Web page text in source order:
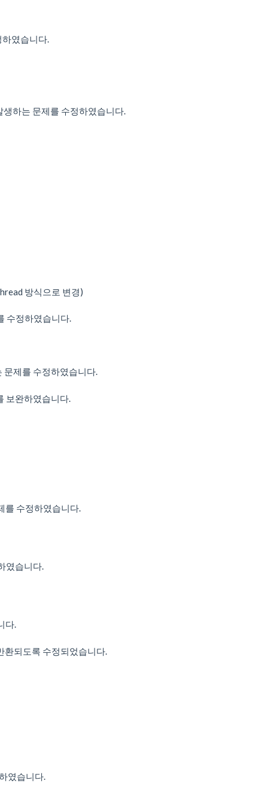
였습니다.
생하는 문제를 수정하였습니다.
방식으로 변경)
수정하였습니다.
문제를 수정하였습니다.
보완하였습니다.
를 수정하였습니다.
였습니다.
다.
되도록 수정되었습니다.
였습니다.